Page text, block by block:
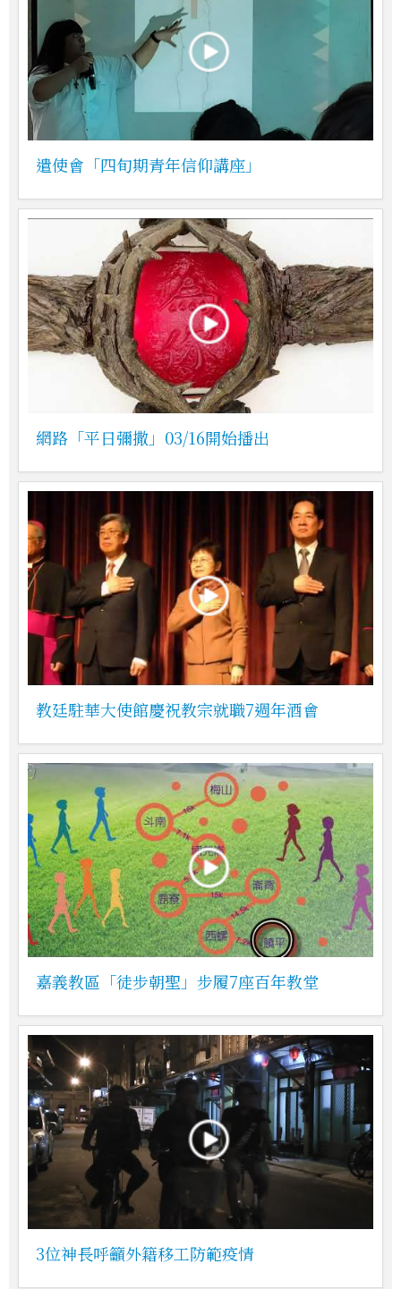
遣使會「四旬期青年信仰講座」
網路「平日彌撒」03/16開始播出
教廷駐華大使館慶祝教宗就職7週年酒會
嘉義教區「徒步朝聖」步履7座百年教堂
3位神長呼籲外籍移工防範疫情